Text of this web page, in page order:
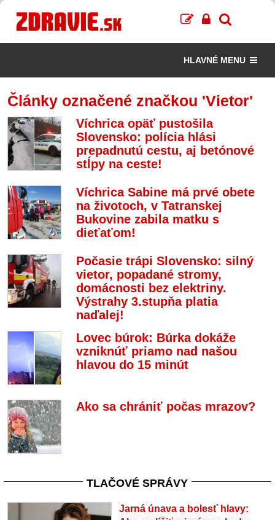
HLAVNÉ MENU
Články označené značkou 'Vietor'
Víchrica opäť pustošila
Slovensko: polícia hlási
prepadnutú cestu, aj betónové
stĺpy na ceste!
Víchrica Sabine má prvé obete
na životoch, v Tatranskej
Bukovine zabila matku s
dieťaťom!
Počasie trápi Slovensko: silný
vietor, popadané stromy,
domácnosti bez elektriny.
Výstrahy 3.stupňa platia
naďalej!
Lovec búrok: Búrka dokáže
vzniknúť priamo nad našou
hlavou do 15 minút
Ako sa chrániť počas mrazov?
TLAČOVÉ SPRÁVY
Jarná únava a bolesť hlavy: